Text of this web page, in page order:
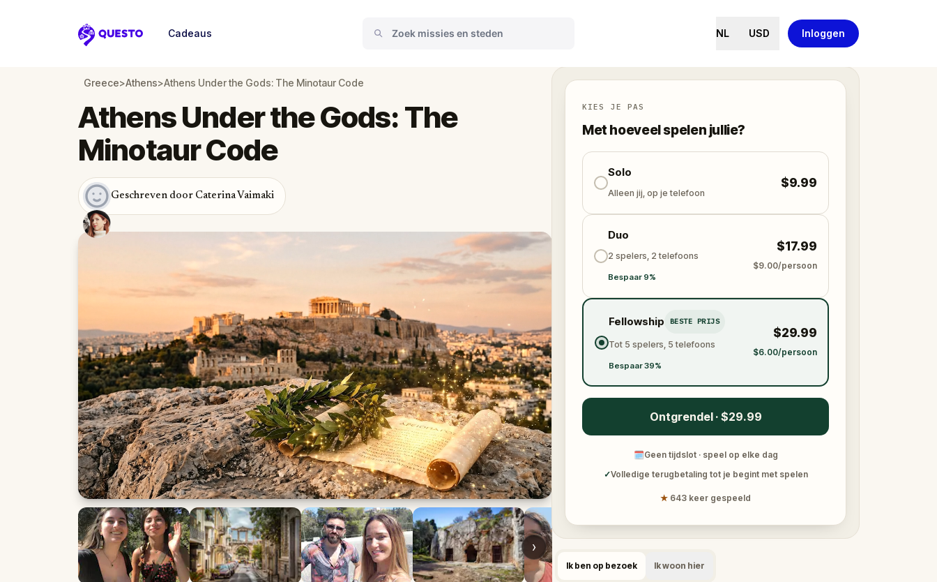
Questo
Cadeaus NL USD Inloggen
Greece>Athens>Athens Under the Gods: The Minotaur Code
›
Athens Under the Gods: The
Minotaur Code
Geschreven door Caterina Vaimaki
KIES JE PAS
Met hoeveel spelen jullie?
Solo
Alleen jij, op je telefoon
$9.99
Duo
2 spelers, 2 telefoons
Bespaar 9%
$17.99
$9.00/persoon
Fellowship BESTE PRIJS
Tot 5 spelers, 5 telefoons
Bespaar 39%
$29.99
$6.00/persoon
Ontgrendel · $29.99
🗓Geen tijdslot · speel op elke dag
✓Volledige terugbetaling tot je begint met spelen
★ 643 keer gespeeld
Ik ben op bezoek Ik woon hier